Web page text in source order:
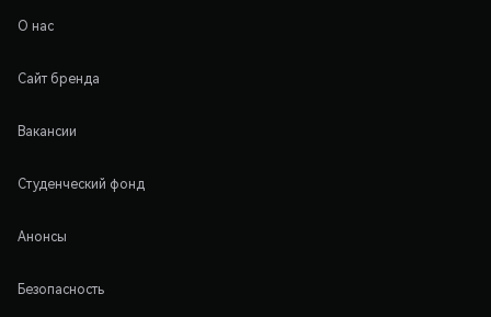
О нас
Сайт бренда
Вакансии
Студенческий фонд
Анонсы
Безопасность